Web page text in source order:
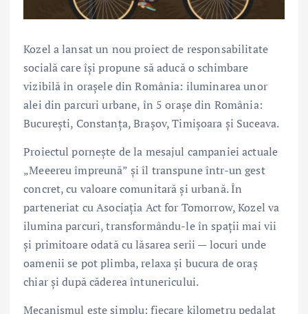
Kozel a lansat un nou proiect de responsabilitate
socială care își propune să aducă o schimbare
vizibilă în orașele din România: iluminarea unor
alei din parcuri urbane, în 5 orașe din România:
București, Constanța, Brașov, Timișoara și Suceava.
Proiectul pornește de la mesajul campaniei actuale
„Meeereu împreună” și îl transpune într-un gest
concret, cu valoare comunitară și urbană. În
parteneriat cu Asociația Act for Tomorrow, Kozel va
ilumina parcuri, transformându-le în spații mai vii
și primitoare odată cu lăsarea serii — locuri unde
oamenii se pot plimba, relaxa și bucura de oraș
chiar și după căderea întunericului.
Mecanismul este simplu: fiecare kilometru pedalat